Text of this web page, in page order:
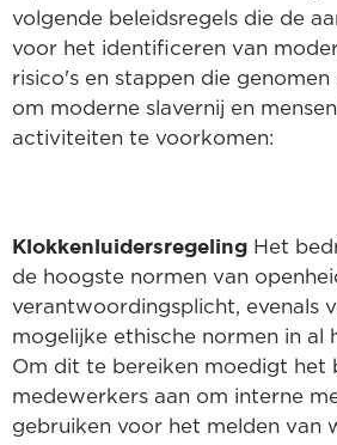
volgende beleidsregels die de
voor het identificeren van
risico's en stappen die
om moderne slavernij en
activiteiten te voorkomen:
Klokkenluidersregeling Het
de hoogste normen van
verantwoordingsplicht, evenals
mogelijke ethische normen in al
Om dit te bereiken moedigt het
medewerkers aan om interne
gebruiken voor het melden van